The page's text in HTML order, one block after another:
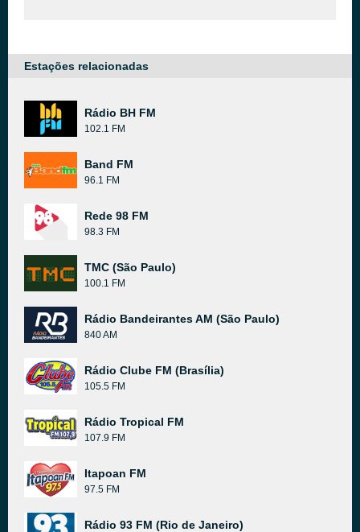
Estações relacionadas
Rádio BH FM
102.1 FM
Band FM
96.1 FM
Rede 98 FM
98.3 FM
TMC (São Paulo)
100.1 FM
Rádio Bandeirantes AM (São Paulo)
840 AM
Rádio Clube FM (Brasília)
105.5 FM
Rádio Tropical FM
107.9 FM
Itapoan FM
97.5 FM
Rádio 93 FM (Rio de Janeiro)